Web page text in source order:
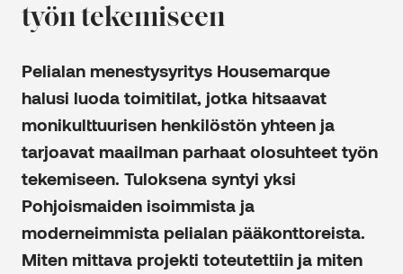
työn tekemiseen
Pelialan menestysyritys Housemarque
halusi luoda toimitilat, jotka hitsaavat
monikulttuurisen henkilöstön yhteen ja
tarjoavat maailman parhaat olosuhteet työn
tekemiseen. Tuloksena syntyi yksi
Pohjoismaiden isoimmista ja
moderneimmista pelialan pääkonttoreista.
Miten mittava projekti toteutettiin ja miten